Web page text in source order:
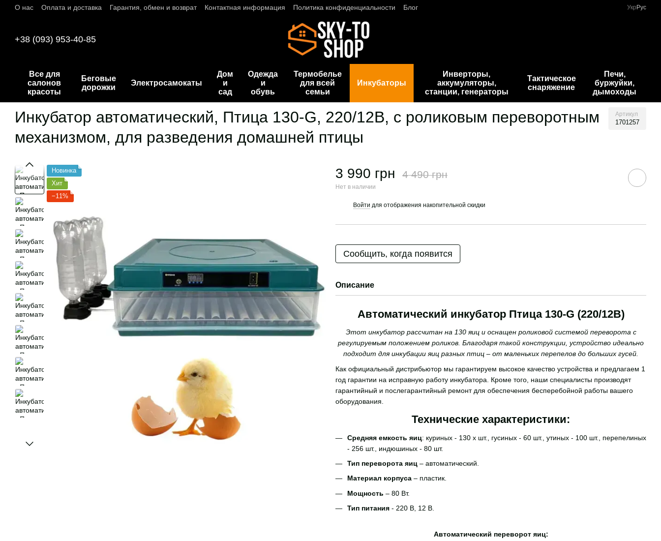
Перейти к основному контенту
О нас Оплата и доставка Гарантия, обмен и возврат Контактная информация Политика конфиденциальности Блог Укр Рус
+38 (093) 953-40-85
Все для
салонов
красоты
Беговые
дорожки
Электросамокаты
Дом
и
сад
Одежда
и
обувь
Термобелье
для всей
семьи
Инкубаторы
Инверторы,
аккумуляторы,
станции, генераторы
Тактическое
снаряжение
Печи,
буржуйки,
дымоходы
Инкубатор автоматический, Птица 130-G, 220/12В, с роликовым переворотным
механизмом, для разведения домашней птицы
Артикул
1701257
Новинка
Хит
−11%
3 990 грн 4 490 грн
Нет в наличии
Войти для отображения накопительной скидки
Сообщить, когда появится
Описание
Автоматический инкубатор Птица 130-G (220/12В)
Этот инкубатор рассчитан на 130 яиц и оснащен роликовой системой переворота с
регулируемым положением роликов. Благодаря такой конструкции, устройство идеально
подходит для инкубации яиц разных птиц – от маленьких перепелов до больших гусей.
Как официальный дистрибьютор мы гарантируем высокое качество устройства и предлагаем 1
год гарантии на исправную работу инкубатора. Кроме того, наши специалисты производят
гарантийный и послегарантийный ремонт для обеспечения бесперебойной работы вашего
оборудования.
Технические характеристики:
Средняя емкость яиц: куриных - 130 х шт., гусиных - 60 шт., утиных - 100 шт., перепелиных
- 256 шт., индюшиных - 80 шт.
Тип переворота яиц – автоматический.
Материал корпуса – пластик.
Мощность – 80 Вт.
Тип питания - 220 В, 12 В.
Автоматический переворот яиц: